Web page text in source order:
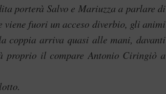
porterà Salvo e Mariuzza a parlare di
fuori un acceso diverbio, gli animi
coppia arriva quasi alle mani, davanti
proprio il compare Antonio Ciringiò a